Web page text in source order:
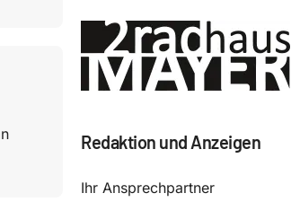
Redaktion und Anzeigen
Ihr Ansprechpartner